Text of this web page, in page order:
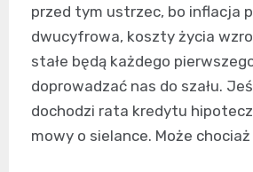
przed tym ustrzec, bo inflacja
dwucyfrowa, koszty życia
stałe będą każdego
doprowadzać nas do szału.
dochodzi rata kredytu
mowy o sielance. Może